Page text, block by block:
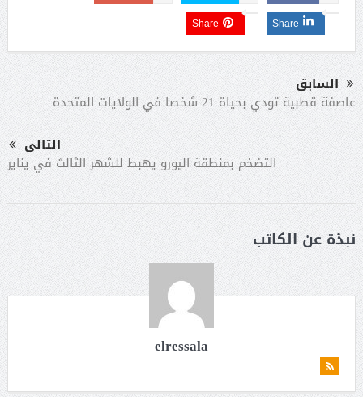
Share
Share
السابق
عاصفة قطبية تودي بحياة 21 شخصا في الولايات المتحدة
التالى
التضخم بمنطقة اليورو يهبط للشهر الثالث في يناير
نبذة عن الكاتب
elressala